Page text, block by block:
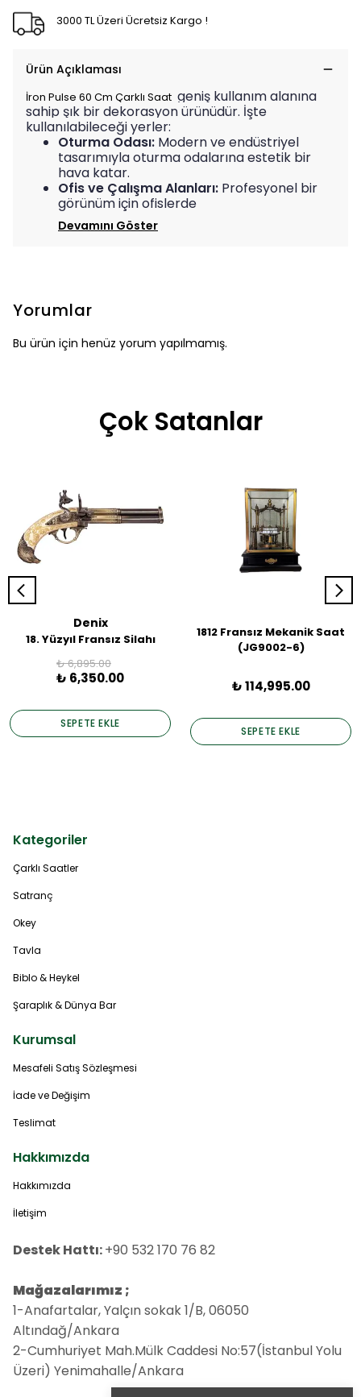
3000 TL Üzeri Ücretsiz Kargo !
Ürün Açıklaması
İron Pulse 60 Cm Çarklı Saat geniş kullanım alanına
sahip şık bir dekorasyon ürünüdür. İşte
kullanılabileceği yerler:
Oturma Odası: Modern ve endüstriyel
tasarımıyla oturma odalarına estetik bir
hava katar.
Ofis ve Çalışma Alanları: Profesyonel bir
görünüm için ofislerde
Devamını Göster
Yorumlar
Bu ürün için henüz yorum yapılmamış.
Çok Satanlar
Denix
18. Yüzyıl Fransız Silahı
₺ 6,895.00
₺ 6,350.00
SEPETE EKLE
1812 Fransız Mekanik Saat
(JG9002-6)
₺ 114,995.00
SEPETE EKLE
Kategoriler
Çarklı Saatler
Satranç
Okey
Tavla
Biblo & Heykel
Şaraplık & Dünya Bar
Kurumsal
Mesafeli Satış Sözleşmesi
İade ve Değişim
Teslimat
Hakkımızda
Hakkımızda
İletişim
Destek Hattı:+90 532 170 76 82
Mağazalarımız ;
1-Anafartalar, Yalçın sokak 1/B, 06050
Altındağ/Ankara
2-Cumhuriyet Mah.Mülk Caddesi No:57(İstanbul Yolu
Üzeri) Yenimahalle/Ankara